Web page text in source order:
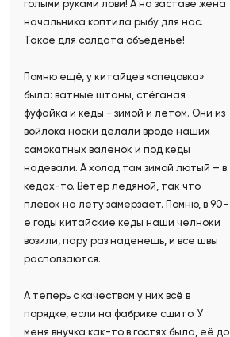
голыми руками лови! А на заставе жена
начальника коптила рыбу для нас.
Такое для солдата объеденье!
Помню ещё, у китайцев «спецовка»
была: ватные штаны, стёганая
фуфайка и кеды - зимой и летом. Они из
войлока носки делали вроде наших
самокатных валенок и под кеды
надевали. А холод там зимой лютый – в
кедах-то. Ветер ледяной, так что
плевок на лету замерзает. Помню, в 90-
е годы китайские кеды наши челноки
возили, пару раз наденешь, и все швы
расползаются.
А теперь с качеством у них всё в
порядке, если на фабрике сшито. У
меня внучка как-то в гостях была, её до